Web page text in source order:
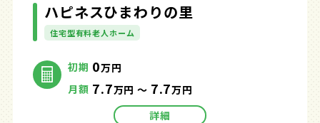
ハピネスひまわりの里
住宅型有料老人ホーム
初期 0万円
月額 7.7万円 ～ 7.7万円
詳細